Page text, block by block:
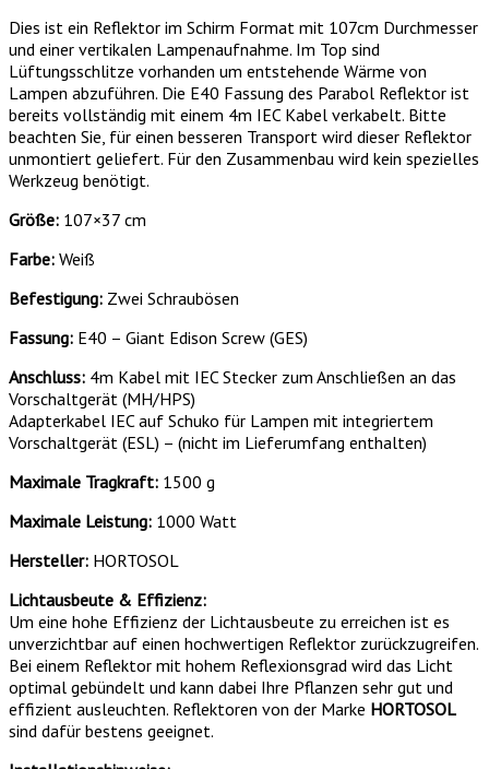
Dies ist ein Reflektor im Schirm Format mit 107cm Durchmesser
und einer vertikalen Lampenaufnahme. Im Top sind
Lüftungsschlitze vorhanden um entstehende Wärme von
Lampen abzuführen. Die E40 Fassung des Parabol Reflektor ist
bereits vollständig mit einem 4m IEC Kabel verkabelt. Bitte
beachten Sie, für einen besseren Transport wird dieser Reflektor
unmontiert geliefert. Für den Zusammenbau wird kein spezielles
Werkzeug benötigt.
Größe: 107×37 cm
Farbe: Weiß
Befestigung: Zwei Schraubösen
Fassung: E40 – Giant Edison Screw (GES)
Anschluss: 4m Kabel mit IEC Stecker zum Anschließen an das
Vorschaltgerät (MH/HPS)
Adapterkabel IEC auf Schuko für Lampen mit integriertem
Vorschaltgerät (ESL) – (nicht im Lieferumfang enthalten)
Maximale Tragkraft: 1500 g
Maximale Leistung: 1000 Watt
Hersteller: HORTOSOL
Lichtausbeute & Effizienz:
Um eine hohe Effizienz der Lichtausbeute zu erreichen ist es
unverzichtbar auf einen hochwertigen Reflektor zurückzugreifen.
Bei einem Reflektor mit hohem Reflexionsgrad wird das Licht
optimal gebündelt und kann dabei Ihre Pflanzen sehr gut und
effizient ausleuchten. Reflektoren von der Marke HORTOSOL
sind dafür bestens geeignet.